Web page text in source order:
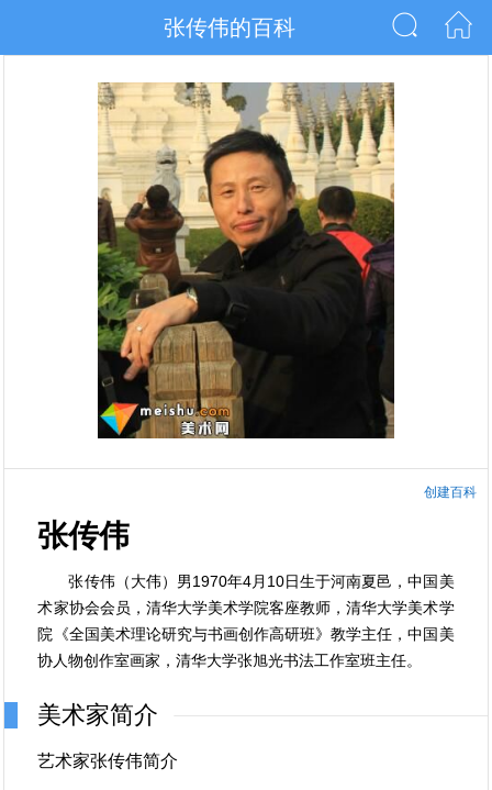
张传伟的百科
创建百科
张传伟
张传伟（大伟）男1970年4月10日生于河南夏邑，中国美
术家协会会员，清华大学美术学院客座教师，清华大学美术学
院《全国美术理论研究与书画创作高研班》教学主任，中国美
协人物创作室画家，清华大学张旭光书法工作室班主任。
美术家简介
艺术家张传伟简介